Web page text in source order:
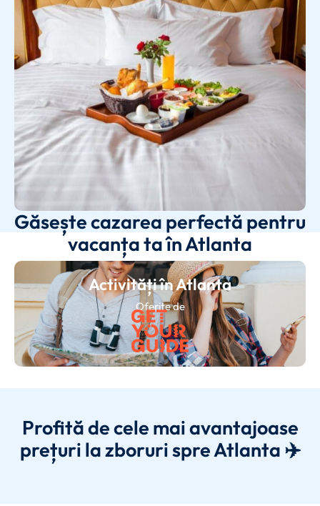
Găsește cazarea perfectă pentru
vacanța ta în Atlanta
Activități în Atlanta
Oferite de
Profită de cele mai avantajoase
prețuri la zboruri spre Atlanta ✈️